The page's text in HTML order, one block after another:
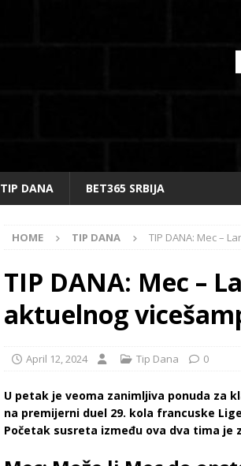
TIP DANA BET365 SRBIJA
HOME TIP DANA TIP DANA: Mec –
TIP DANA: Mec –
aktuelnog
April 12, 2024 Tip Dana 0
U petak je veoma zanimljiva ponuda za
na premijerni duel 29. kola francuske
Početak susreta između ova dva tima je